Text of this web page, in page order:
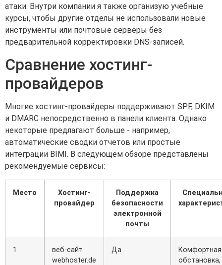
атаки. Внутри компании я также организую учебные
курсы, чтобы другие отделы не использовали новые
инструменты или почтовые серверы без
предварительной корректировки DNS-записей.
Сравнение хостинг-
провайдеров
Многие хостинг-провайдеры поддерживают SPF, DKIM
и DMARC непосредственно в панели клиента. Однако
некоторые предлагают больше - например,
автоматические сводки отчетов или простые
интеграции BIMI. В следующем обзоре представлены
рекомендуемые сервисы:
Место
Хостинг-
провайдер
Поддержка
безопасности
электронной
почты
1
веб-сайт
webhoster.de
Да
Комфортная
обстановка,